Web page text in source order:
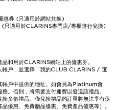
惠券 (只適用於網站兌換)
適用於CLARINS專門店/專櫃進行兌換)
和用於CLARINS網站上的優惠券。
帳戶，並選擇「我的CLUB CLARINS / 選
帳戶中提供的地址。如會員為Platinum會
。否則，將需要支付運費以發送該禮品。
換多個禮品。僅兌換禮品的訂單將無法享有促
優惠、免費贈品優惠、免費產品優惠等）。